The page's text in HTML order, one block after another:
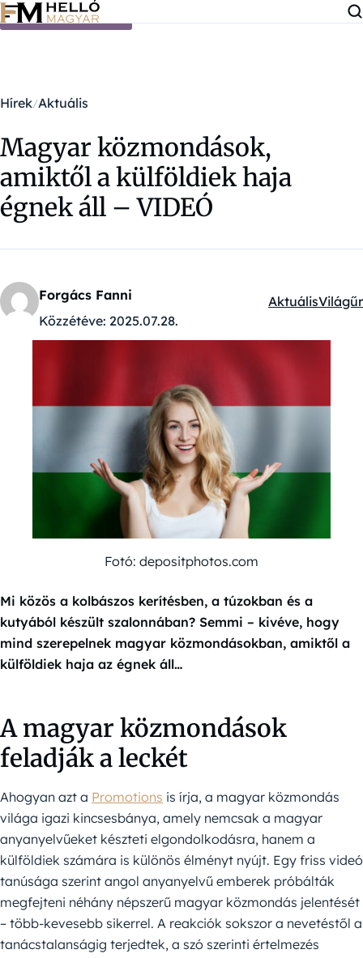
Ugrás a tartalomra
Hírek Aktuális
Magyar közmondások,
amiktől a külföldiek haja
égnek áll – VIDEÓ
Forgács Fanni
Közzétéve: 2025.07.28.
Kategóriák:
AktuálisVilágűr
Fotó: depositphotos.com
Mi közös a kolbászos kerítésben, a túzokban és a
kutyából készült szalonnában? Semmi – kivéve, hogy
mind szerepelnek magyar közmondásokban, amiktől a
külföldiek haja az égnek áll…
A magyar közmondások
feladják a leckét
Ahogyan azt a Promotions is írja, a magyar közmondás
világa igazi kincsesbánya, amely nemcsak a magyar
anyanyelvűeket készteti elgondolkodásra, hanem a
külföldiek számára is különös élményt nyújt. Egy friss videó
tanúsága szerint angol anyanyelvű emberek próbálták
megfejteni néhány népszerű magyar közmondás jelentését
– több-kevesebb sikerrel. A reakciók sokszor a nevetéstől a
tanácstalanságig terjedtek, a szó szerinti értelmezés